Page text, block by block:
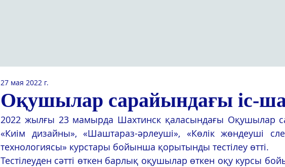
Оқушылар сарайындағы іс-
27 мая 2022 г.
2022 жылғы 23 мамырда Шахтинск қаласындағы Оқушылар
«Киім дизайны», «Шаштараз-әрлеуші», «Көлік жөндеуші
технологиясы» курстары бойынша қорытынды тестілеу өтті.
Тестілеуден сәтті өткен барлық оқушылар өткен оқу курсы